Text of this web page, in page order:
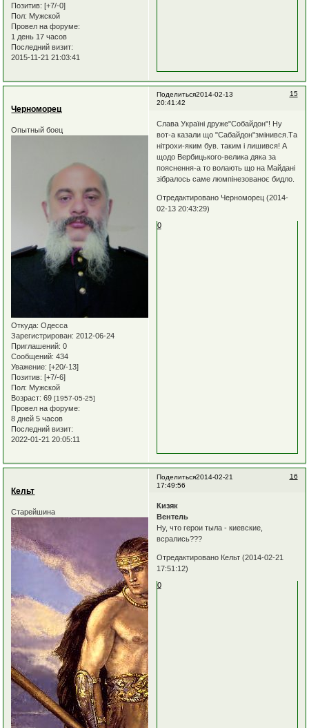
Позитив: [+7/-0]
Пол: Мужской
Провел на форуме:
1 день 17 часов
Последний визит:
2015-11-21 21:03:41
Поделиться 15
2014-02-13
20:41:42
Черноморец
Опытный боец
Откуда: Одесса
Зарегистрирован: 2012-06-24
Приглашений: 0
Сообщений: 434
Уважение: [+20/-13]
Позитив: [+7/-6]
Пол: Мужской
Возраст: 69[1957-05-25]
Провел на форуме:
8 дней 5 часов
Последний визит:
2022-01-21 20:05:11
Слава Україні друже"Собайдон"! Ну
вот-а казали що "Сабайдон"змінився.Та
нітрохи-яким був. таким і лишився! А
щодо Вербицького-велика дяка за
пояснення-а то волають що на Майдані
зібралось саме люмпінезованоє бидло.
Отредактировано Черноморец (2014-
02-13 20:43:29)
0
Поделиться 16
2014-02-21
17:49:56
Кельт
Старейшина
Кизяк
Вентель
Ну, что герои тыла - киевские,
всрались???
Отредактировано Кельт (2014-02-21
17:51:12)
0